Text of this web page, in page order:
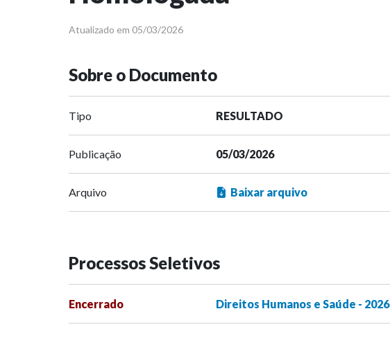
Atualizado em 05/03/2026
Sobre o Documento
Tipo RESULTADO
Publicação 05/03/2026
Arquivo Baixar arquivo
Processos Seletivos
Encerrado Direitos Humanos e Saúde - 2026